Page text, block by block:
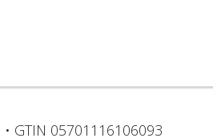
• GTIN 05701116106093